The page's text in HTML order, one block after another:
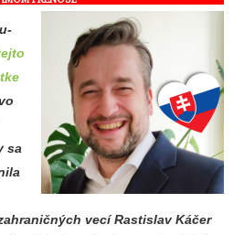
sa
vecí Rastislav Káčer